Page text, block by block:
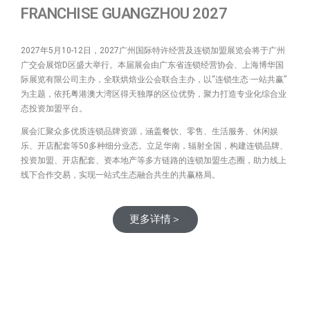
FRANCHISE GUANGZHOU 2027
2027年5月10-12日，2027广州国际特许经营及连锁加盟展览会将于广州
广交会展馆D区盛大举行。本届展会由广东省连锁经营协会、上海博华国
际展览有限公司主办，全联烘焙业公会联合主办，以“连锁生态·一站共赢”
为主题，依托粤港澳大湾区得天独厚的区位优势，聚力打造专业化综合业
态投资加盟平台。
展会汇聚众多优质连锁品牌资源，涵盖餐饮、零售、生活服务、休闲娱
乐、开店配套等50多种细分业态。立足华南，辐射全国，构建连锁品牌、
投资加盟、开店配套、资本地产等多方链路的连锁加盟生态圈，助力线上
线下合作交易，实现一站式生态融合共生的共赢格局。
更多详情＞